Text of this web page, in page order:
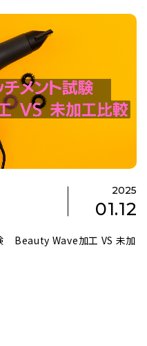
2025
01.12
Beauty Wave加工 VS 未加